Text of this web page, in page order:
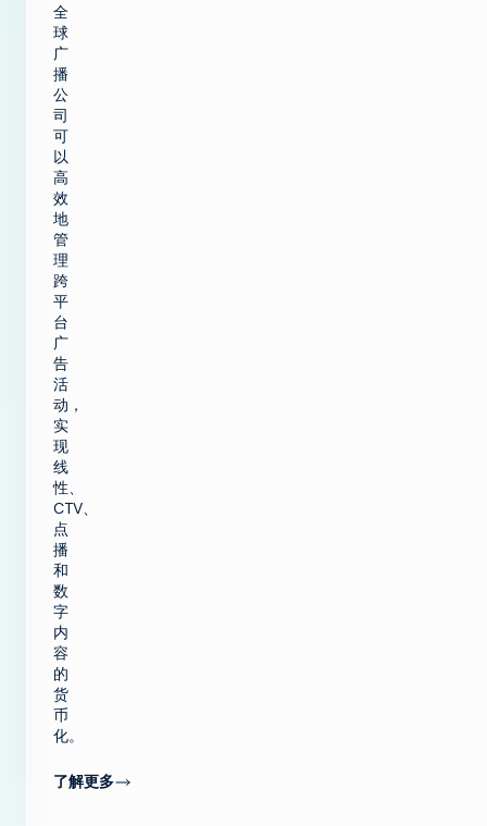
全
球
广
播
公
司
可
以
高
效
地
管
理
跨
平
台
广
告
活
动，
实
现
线
性、
CTV、
点
播
和
数
字
内
容
的
货
币
化。
了解更多